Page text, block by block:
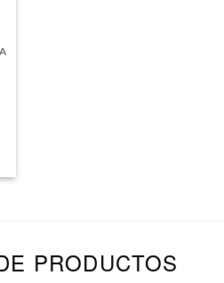
PRODUCTOS